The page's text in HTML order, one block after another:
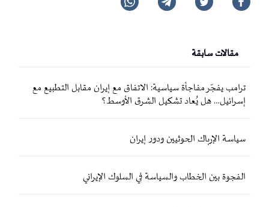
مقالات سابقة
ترامب يفجّر مفاجأة سياسية: الاتفاق مع إيران مقابل التطبيع مع
إسرائيل… هل يُعاد تشكيل الشرق الأوسط؟
سياسة الإرباك الحوثيين ودور إيران
الفجوة بين الخطاب والسياسة في السلوك الإيراني